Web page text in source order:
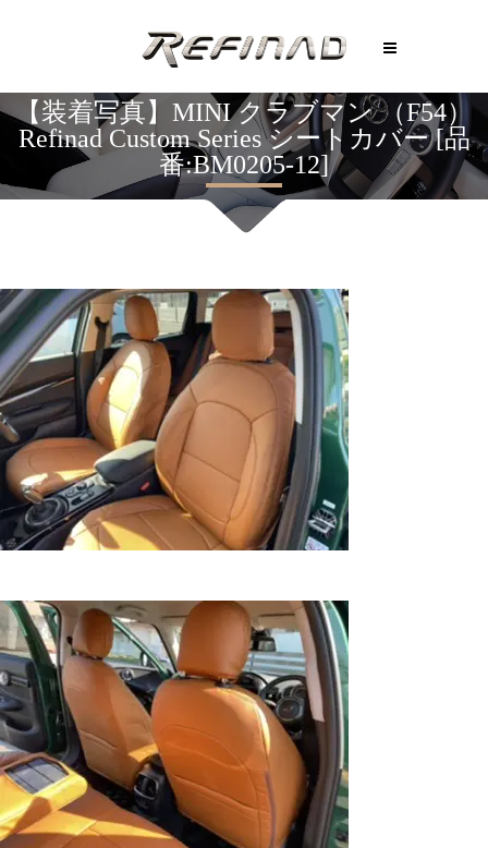
【装着写真】MINI クラブマン （F54）
Refinad Custom Series シートカバー [品
番:BM0205-12]